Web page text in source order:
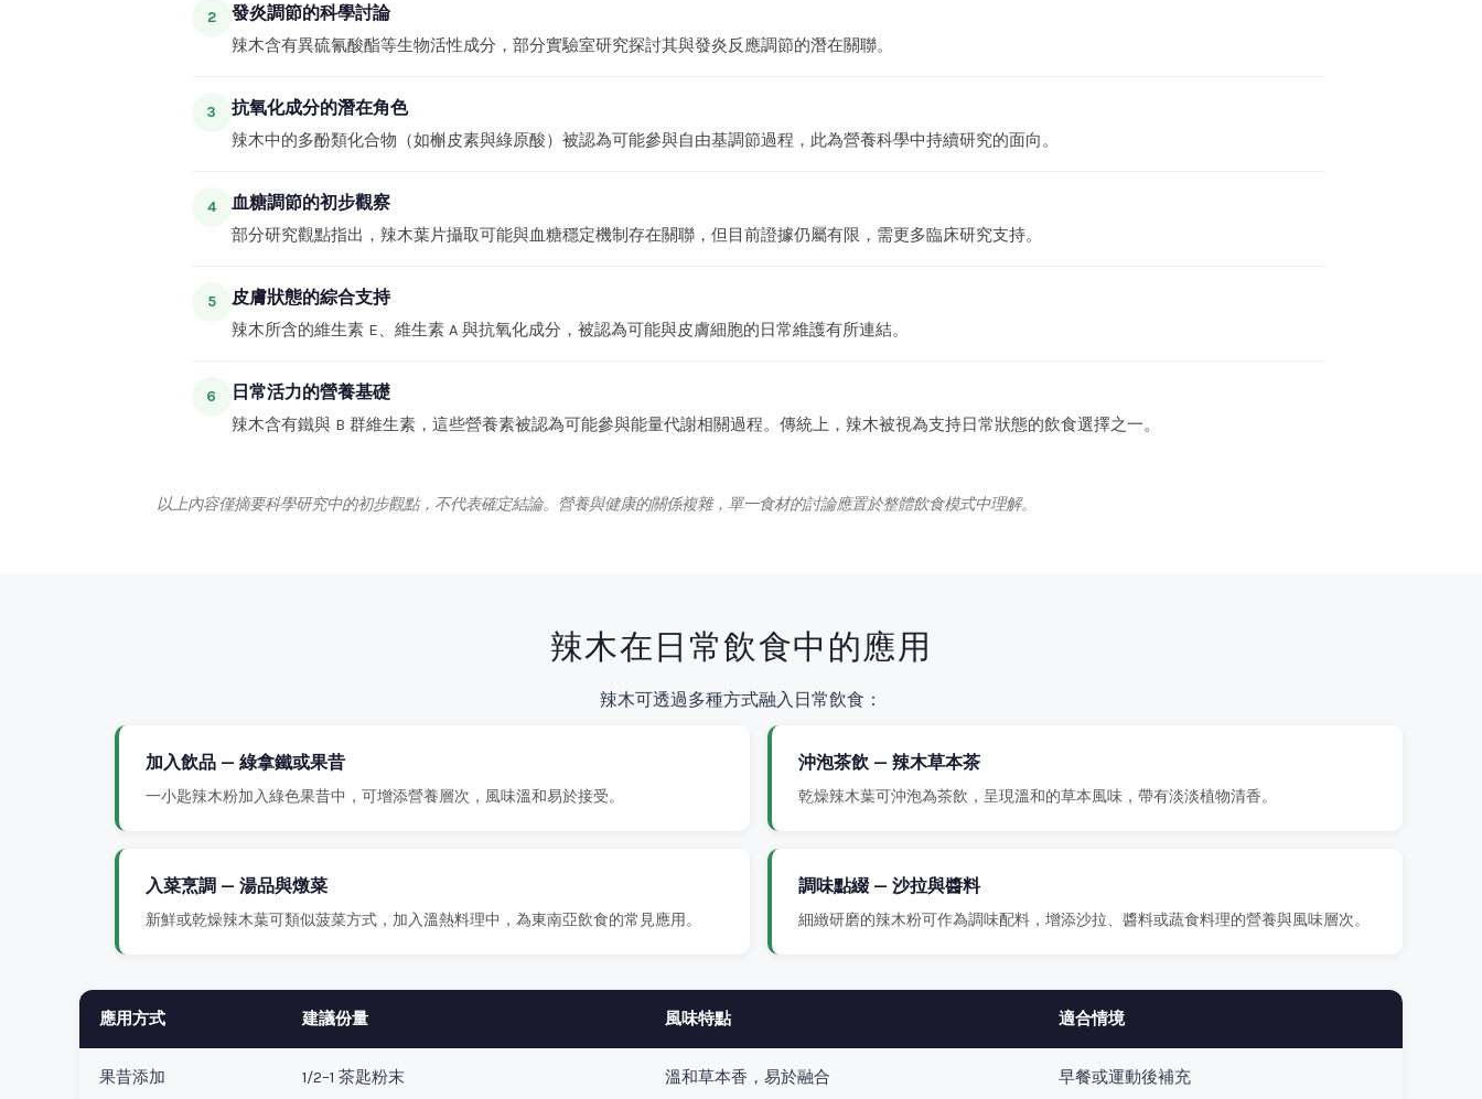
2 發炎調節的科學討論
辣木含有異硫氰酸酯等生物活性成分，部分實驗室研究探討其與發炎反應調節的潛在關聯。
3 抗氧化成分的潛在角色
辣木中的多酚類化合物（如槲皮素與綠原酸）被認為可能參與自由基調節過程，此為營養科學中持續研究的面向。
4 血糖調節的初步觀察
部分研究觀點指出，辣木葉片攝取可能與血糖穩定機制存在關聯，但目前證據仍屬有限，需更多臨床研究支持。
5 皮膚狀態的綜合支持
辣木所含的維生素 E、維生素 A 與抗氧化成分，被認為可能與皮膚細胞的日常維護有所連結。
6 日常活力的營養基礎
辣木含有鐵與 B 群維生素，這些營養素被認為可能參與能量代謝相關過程。傳統上，辣木被視為支持日常狀態的飲食選擇之一。
以上內容僅摘要科學研究中的初步觀點，不代表確定結論。營養與健康的關係複雜，單一食材的討論應置於整體飲食模式中理解。
辣木在日常飲食中的應用
辣木可透過多種方式融入日常飲食：
加入飲品 — 綠拿鐵或果昔
一小匙辣木粉加入綠色果昔中，可增添營養層次，風味溫和易於接受。
沖泡茶飲 — 辣木草本茶
乾燥辣木葉可沖泡為茶飲，呈現溫和的草本風味，帶有淡淡植物清香。
入菜烹調 — 湯品與燉菜
新鮮或乾燥辣木葉可類似菠菜方式，加入溫熱料理中，為東南亞飲食的常見應用。
調味點綴 — 沙拉與醬料
細緻研磨的辣木粉可作為調味配料，增添沙拉、醬料或蔬食料理的營養與風味層次。
應用方式 建議份量 風味特點 適合情境
果昔添加 1/2–1 茶匙粉末 溫和草本香，易於融合 早餐或運動後補充